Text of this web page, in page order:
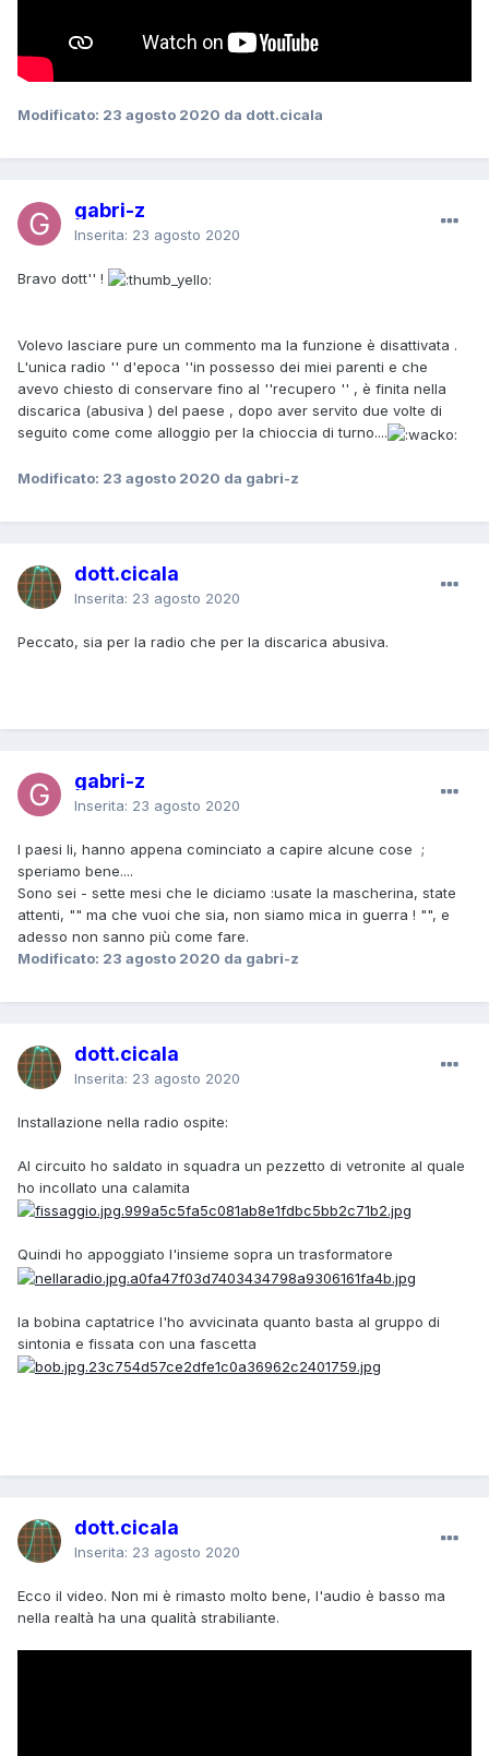
Modificato: 23 agosto 2020 da dott.cicala
gabri-z
Inserita: 23 agosto 2020
Bravo dott'' !
Volevo lasciare pure un commento ma la funzione è disattivata .
L'unica radio '' d'epoca ''in possesso dei miei parenti e che
avevo chiesto di conservare fino al ''recupero '' , è finita nella
discarica (abusiva ) del paese , dopo aver servito due volte di
seguito come come alloggio per la chioccia di turno....
Modificato: 23 agosto 2020 da gabri-z
dott.cicala
Inserita: 23 agosto 2020
Peccato, sia per la radio che per la discarica abusiva.
gabri-z
Inserita: 23 agosto 2020
I paesi li, hanno appena cominciato a capire alcune cose ;
speriamo bene....
Sono sei - sette mesi che le diciamo :usate la mascherina, state
attenti, "" ma che vuoi che sia, non siamo mica in guerra ! "", e
adesso non sanno più come fare.
Modificato: 23 agosto 2020 da gabri-z
dott.cicala
Inserita: 23 agosto 2020
Installazione nella radio ospite:
Al circuito ho saldato in squadra un pezzetto di vetronite al quale
ho incollato una calamita
Quindi ho appoggiato l'insieme sopra un trasformatore
la bobina captatrice l'ho avvicinata quanto basta al gruppo di
sintonia e fissata con una fascetta
dott.cicala
Inserita: 23 agosto 2020
Ecco il video. Non mi è rimasto molto bene, l'audio è basso ma
nella realtà ha una qualità strabiliante.